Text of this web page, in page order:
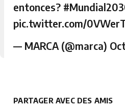
entonces?
pic.twitter.com/
— MARCA (@marca)
PARTAGER AVEC DES AMIS